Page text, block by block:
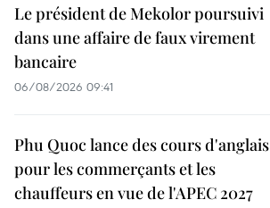
Le président de Mekolor poursuivi
dans une affaire de faux virement
bancaire
06/08/2026 09:41
Phu Quoc lance des cours d'anglais
pour les commerçants et les
chauffeurs en vue de l'APEC 2027